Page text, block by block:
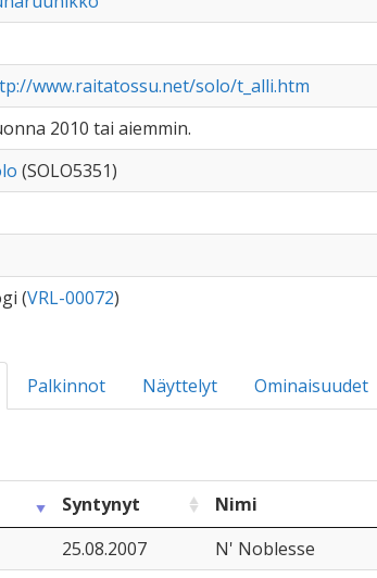
www.raitatossu.net/solo/t_alli.htm
2010 tai aiemmin.
(SOLO5351)
(VRL-00072)
Palkinnot Näyttelyt Ominaisuudet
Syntynyt Nimi
25.08.2007 N' Noblesse